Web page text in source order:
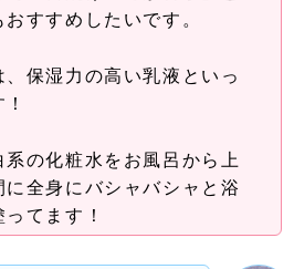
すすめしたいです。
、保湿力の高い乳液といっ
系の化粧水をお風呂から上
に全身にバシャバシャと浴
てます！